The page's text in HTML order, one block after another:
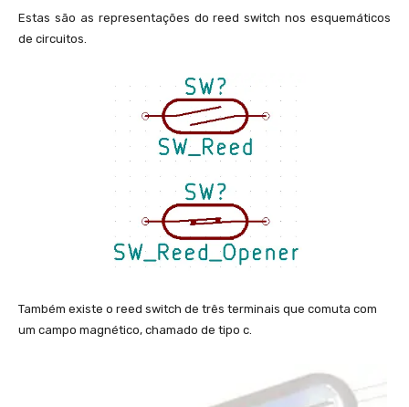
Estas são as representações do reed switch nos esquemáticos
de circuitos.
Também existe o reed switch de três terminais que comuta com
um campo magnético, chamado de tipo c.